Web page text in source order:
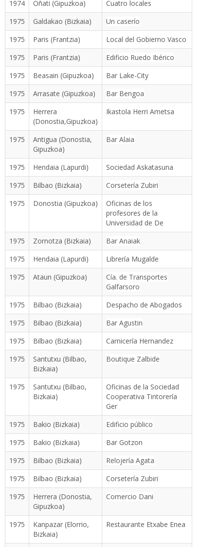
1974 Oñati (Gipuzkoa)
Cuatro locales
1975
Galdakao (Bizkaia)
Un caserío
1975
Paris (Frantzia)
Local del Gobierno Vasco
1975
Paris (Frantzia)
Edificio Ruedo Ibérico
1975
Beasain (Gipuzkoa)
Bar Lake-City
1975
Arrasate (Gipuzkoa)
Bar Bengoa
1975
Herrera
(Donostia,Gipuzkoa)
Ikastola Herri Ametsa
1975
Antigua (Donostia,
Gipuzkoa)
Bar Alaia
1975 Hendaia (Lapurdi)
Sociedad Askatasuna
1975
Bilbao (Bizkaia)
Corsetería Zubiri
1975
Donostia (Gipuzkoa)
Oficinas de los
profesores de la
Universidad de De
1975
Zornotza (Bizkaia)
Bar Anaiak
1975
Hendaia (Lapurdi)
Librería Mugalde
1975
Ataun (Gipuzkoa)
Cía. de Transportes
Galfarsoro
1975
Bilbao (Bizkaia)
Despacho de Abogados
1975
Bilbao (Bizkaia)
Bar Agustin
1975
Bilbao (Bizkaia)
Carnicería Hernandez
1975
Santutxu (Bilbao,
Bizkaia)
Boutique Zalbide
1975
Santutxu (Bilbao,
Bizkaia)
Oficinas de la Sociedad
Cooperativa Tintorería
Ger
1975
Bakio (Bizkaia)
Edificio público
1975
Bakio (Bizkaia)
Bar Gotzon
1975
Bilbao (Bizkaia)
Relojería Agata
1975
Bilbao (Bizkaia)
Corsetería Zubiri
1975
Herrera (Donostia,
Gipuzkoa)
Comercio Dani
1975
Kanpazar (Elorrio,
Bizkaia)
Restaurante Etxabe Enea